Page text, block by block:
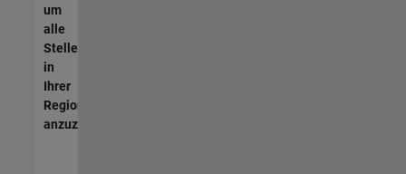
um
alle
Stellenangebote
in
Ihrer
Region
anzuzeigen.